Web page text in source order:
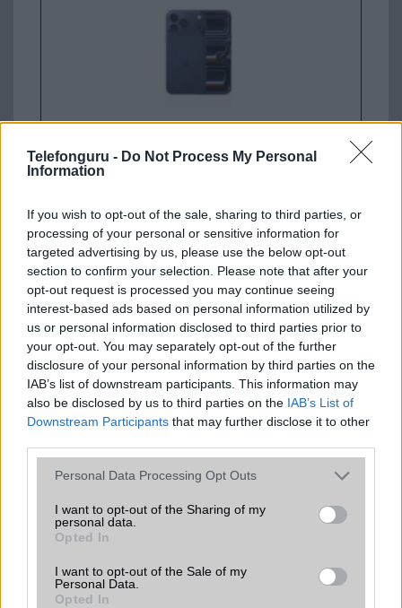
Telefonguru - Do Not Process My Personal
Information
If you wish to opt-out of the sale, sharing to third parties, or
processing of your personal or sensitive information for
targeted advertising by us, please use the below opt-out
section to confirm your selection. Please note that after your
opt-out request is processed you may continue seeing
interest-based ads based on personal information utilized by
us or personal information disclosed to third parties prior to
your opt-out. You may separately opt-out of the further
disclosure of your personal information by third parties on the
IAB’s list of downstream participants. This information may
also be disclosed by us to third parties on the IAB’s List of
Downstream Participants that may further disclose it to other
Please note that this website/app uses one or more Google
not limited to your visit or usage behaviour. You may click to
grant or deny consent to Google and its third-party tags to
use your data for below specified purposes in below Google
consent section.
Personal Data Processing Opt Outs
I want to opt-out of the Sharing of my
personal data.
Opted In
I want to opt-out of the Sale of my
Personal Data.
Opted In
435.000 Ft (új)
Apple iPhone 17 Pro
Euro Gsm
447.000 Ft (új)
Számos népszerű Samsung Galaxy
készülék kimarad a One UI 9
frissítésből – itt a lista az érintett
2026.06.30| Phone Arena
A One UI 9 érkezése új mesterséges intelligencia-